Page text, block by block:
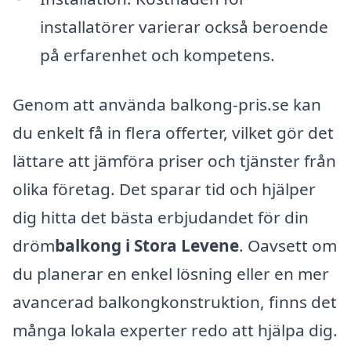
installatörer varierar också beroende
på erfarenhet och kompetens.
Genom att använda balkong-pris.se kan
du enkelt få in flera offerter, vilket gör det
lättare att jämföra priser och tjänster från
olika företag. Det sparar tid och hjälper
dig hitta det bästa erbjudandet för din
drömbalkong i Stora Levene. Oavsett om
du planerar en enkel lösning eller en mer
avancerad balkongkonstruktion, finns det
många lokala experter redo att hjälpa dig.